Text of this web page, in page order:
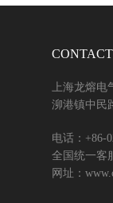
上海龙熔电
泖港镇中民
电话：+86-
全国统一客
网址：